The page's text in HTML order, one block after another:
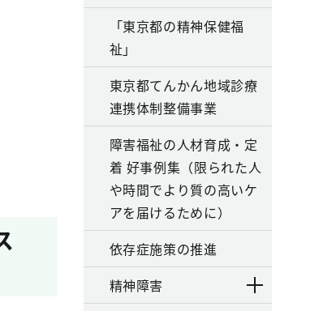
「東京都の精神保健福
祉」
東京都てんかん地域診療
連携体制整備事業
障害福祉の人材育成・定
着 好事例集（限られた人
や時間でより質の高いケ
アを届けるために）
依存症施策の推進
精神障害